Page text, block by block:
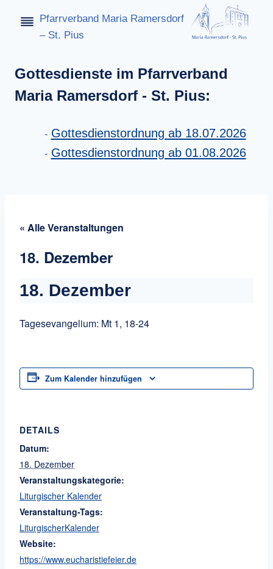
Inhalt
Pfarrverband Maria Ramersdorf
– St. Pius
Gottesdienste im Pfarrverband
Maria Ramersdorf - St. Pius:
Gottesdienstordnung ab 18.07.2026
Gottesdienstordnung ab 01.08.2026
« Alle Veranstaltungen
18. Dezember
18. Dezember
Tagesevangelium: Mt 1, 18-24
Zum Kalender hinzufügen
DETAILS
Datum:
18. Dezember
Veranstaltungskategorie:
Liturgischer Kalender
Veranstaltung-Tags:
LiturgischerKalender
Website:
https://www.eucharistiefeier.de